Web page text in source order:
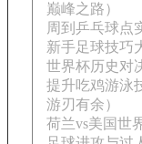
巅峰之路）
周到乒乓球点
新手足球技巧
世界杯历史对
提升吃鸡游泳
游刃有余）
荷兰vs美国世